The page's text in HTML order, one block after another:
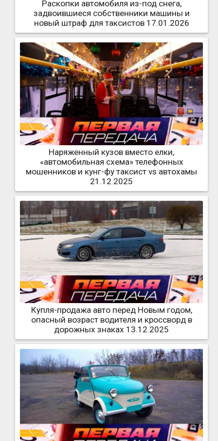
Раскопки автомобиля из-под снега,
задвоившиеся собственники машины и
новый штраф для таксистов 17.01.2026
Наряженный кузов вместо елки,
«автомобильная схема» телефонных
мошенников и кунг-фу таксист vs автохамы
21.12.2025
Купля-продажа авто перед Новым годом,
опасный возраст водителя и кроссворд в
дорожных знаках 13.12.2025